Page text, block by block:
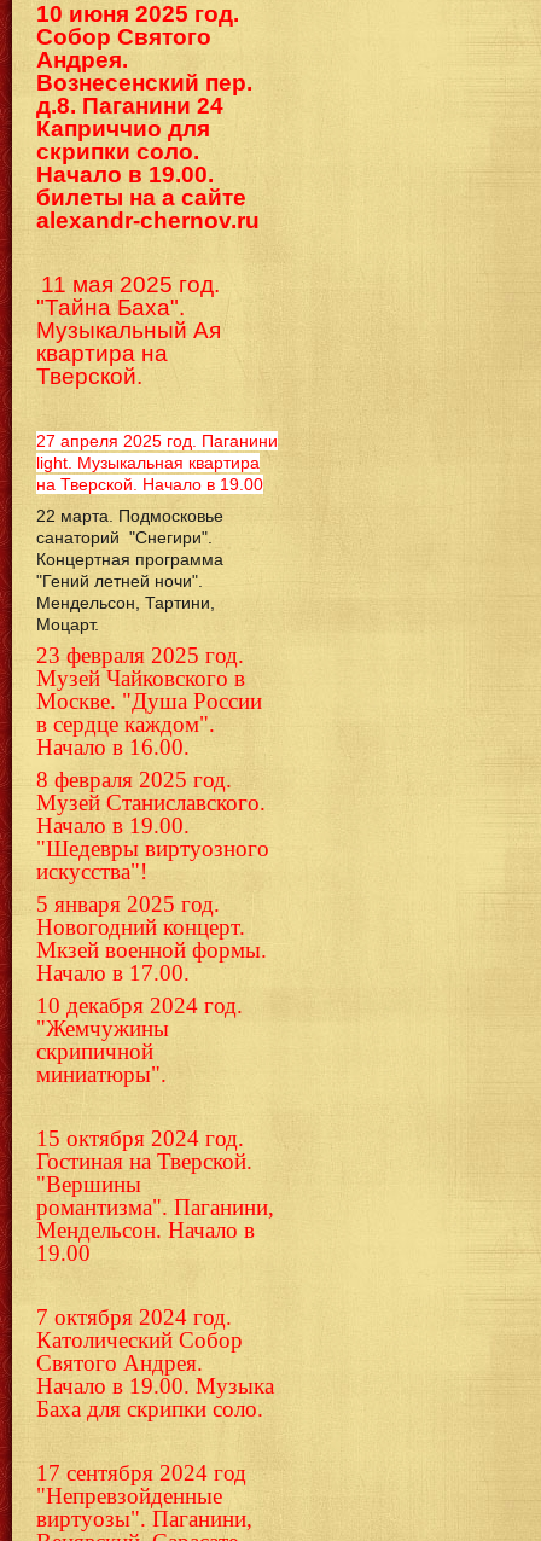
10 июня 2025 год.
Собор Святого
Андрея.
Вознесенский пер.
д.8. Паганини 24
Каприччио для
скрипки соло.
Начало в 19.00.
билеты на а сайте
alexandr-chernov.ru
11 мая 2025 год.
"Тайна Баха".
Музыкальный Ая
квартира на
Тверской.
27 апреля 2025 год. Паганини
light. Музыкальная квартира
на Тверской. Начало в 19.00
22 марта. Подмосковье
санаторий "Снегири".
Концертная программа
"Гений летней ночи".
Мендельсон, Тартини,
Моцарт.
23 февраля 2025 год.
Музей Чайковского в
Москве. "Душа России
в сердце каждом".
Начало в 16.00.
8 февраля 2025 год.
Музей Станиславского.
Начало в 19.00.
"Шедевры виртуозного
искусства"!
5 января 2025 год.
Новогодний концерт.
Мкзей военной формы.
Начало в 17.00.
10 декабря 2024 год.
"Жемчужины
скрипичной
миниатюры".
15 октября 2024 год.
Гостиная на Тверской.
"Вершины
романтизма". Паганини,
Мендельсон. Начало в
19.00
7 октября 2024 год.
Католический Собор
Святого Андрея.
Начало в 19.00. Музыка
Баха для скрипки соло.
17 сентября 2024 год
"Непревзойденные
виртуозы". Паганини,